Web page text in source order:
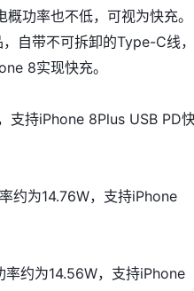
功率也不低，可视为快充。
自带不可拆卸的Type-C线
8实现快充。
支持iPhone 8Plus USB PD
约为14.76W，支持iPhone
约为14.56W，支持iPhone